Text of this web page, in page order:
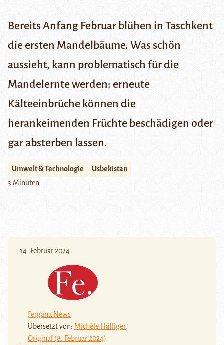
Bereits Anfang Februar blühen in Taschkent
die ersten Mandelbäume. Was schön
aussieht, kann problematisch für die
Mandelernte werden: erneute
Kälteeinbrüche können die
herankeimenden Früchte beschädigen oder
gar absterben lassen.
Umwelt & Technologie
Usbekistan
3 Minuten
14. Februar 2024
Fergana News
Übersetzt von: Michèle Häfliger
Original (8. Februar 2024)